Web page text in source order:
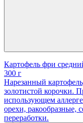
Картофель фри
300 г
Нарезанный
золотистой корочки.
использующем
орехи, ракообразные,
переработки.